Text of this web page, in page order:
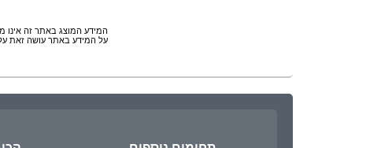
המידע המוצג באתר זה אינו
על המידע באתר עושה זאת